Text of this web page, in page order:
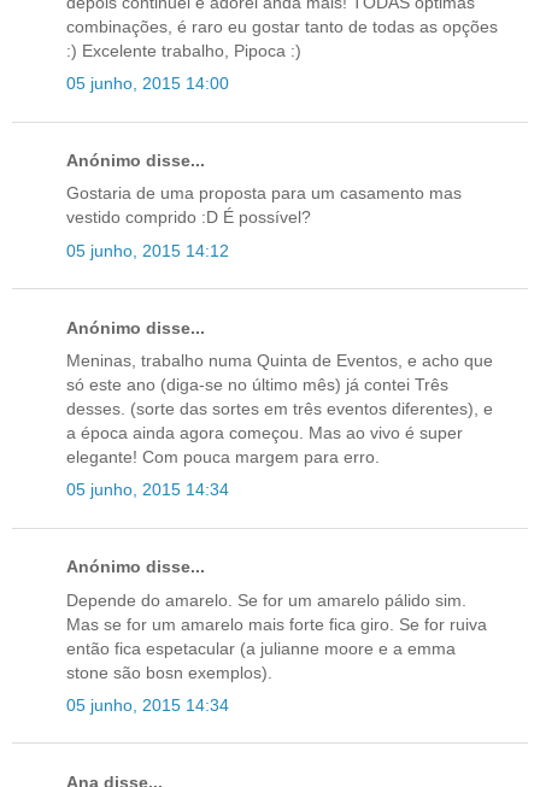
combinações, é raro eu gostar tanto de todas as opções
:) Excelente trabalho, Pipoca :)
05 junho, 2015 14:00
Anónimo disse...
Gostaria de uma proposta para um casamento mas
vestido comprido :D É possível?
05 junho, 2015 14:12
Anónimo disse...
Meninas, trabalho numa Quinta de Eventos, e acho que
só este ano (diga-se no último mês) já contei Três
desses. (sorte das sortes em três eventos diferentes), e
a época ainda agora começou. Mas ao vivo é super
elegante! Com pouca margem para erro.
05 junho, 2015 14:34
Anónimo disse...
Depende do amarelo. Se for um amarelo pálido sim.
Mas se for um amarelo mais forte fica giro. Se for ruiva
então fica espetacular (a julianne moore e a emma
stone são bosn exemplos).
05 junho, 2015 14:34
Ana disse...